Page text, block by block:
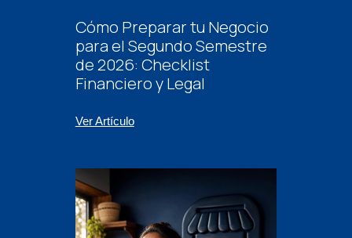
Cómo Preparar tu Negocio
para el Segundo Semestre
de 2026: Checklist
Financiero y Legal
Ver Artículo